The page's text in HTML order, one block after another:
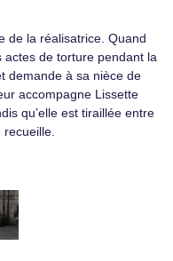
de la réalisatrice. Quand
actes de torture pendant la
demande à sa nièce de
accompagne Lissette
qu’elle est tiraillée entre
recueille.